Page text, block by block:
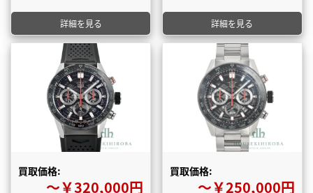
詳細を見る 詳細を見る
買取価格:
〜￥320,000円
買取価格:
〜￥250,000円